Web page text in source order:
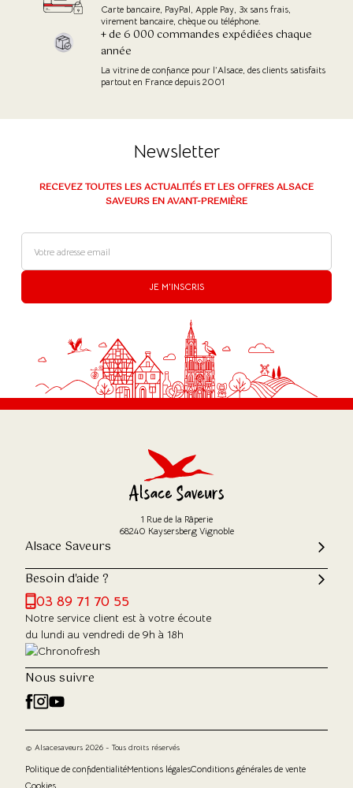
Carte bancaire, PayPal, Apple Pay, 3x sans frais,
virement bancaire, chèque ou téléphone.
+ de 6 000 commandes expédiées chaque
année
La vitrine de confiance pour l’Alsace, des clients satisfaits
partout en France depuis 2001
Newsletter
RECEVEZ TOUTES LES ACTUALITÉS ET LES OFFRES ALSACE
SAVEURS EN AVANT-PREMIÈRE
JE M'INSCRIS
1 Rue de la Râperie
68240 Kaysersberg Vignoble
Alsace Saveurs
Besoin d'aide ?
03 89 71 70 55
Notre service client est à votre écoute
du lundi au vendredi de 9h à 18h
Nous suivre
© Alsacesaveurs 2026 - Tous droits réservés
Politique de confidentialitéMentions légalesConditions générales de vente
Cookies